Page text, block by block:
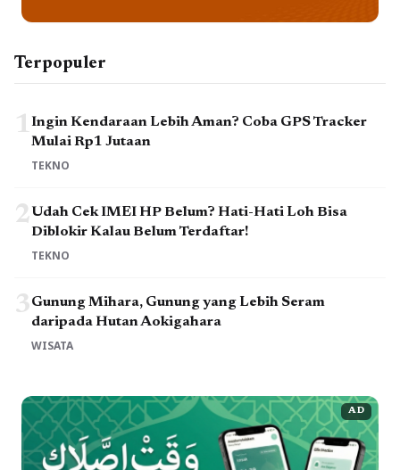
Terpopuler
1Ingin Kendaraan Lebih Aman? Coba GPS Tracker
Mulai Rp1 Jutaan
TEKNO
2Udah Cek IMEI HP Belum? Hati-Hati Loh Bisa
Diblokir Kalau Belum Terdaftar!
TEKNO
3Gunung Mihara, Gunung yang Lebih Seram
daripada Hutan Aokigahara
WISATA
AD